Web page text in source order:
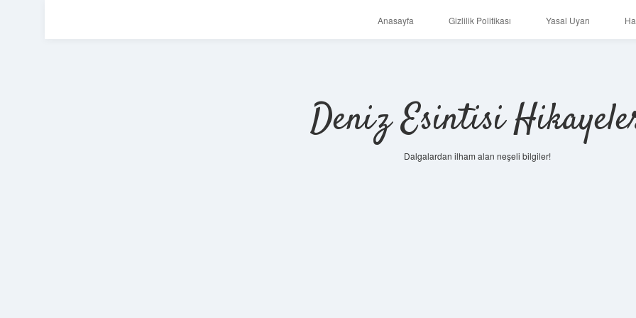
Anasayfa Gizlilik Politikası Yasal Uyarı
Deniz Esintisi
Dalgalardan ilham alan neşeli bilgiler!